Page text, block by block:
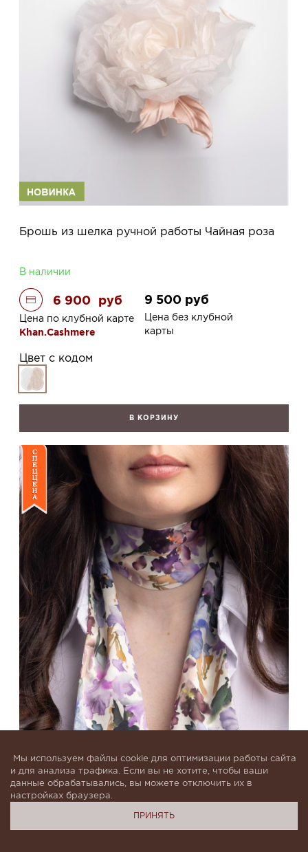
Брошь из шелка ручной работы Чайная роза
В наличии
6 900 руб
Цена по клубной карте
Khan.Cashmere
9 500 руб
Цена без клубной
карты
Цвет с кодом
В КОРЗИНУ
Шелковый шарф-галстук с цветочным принтом
Ирисы
Мы используем файлы cookie для оптимизации работы сайта
и для анализа трафика. Если вы не хотите, чтобы ваши
данные обрабатывались, вы можете отключить их в
настройках браузера.
ПРИНЯТЬ